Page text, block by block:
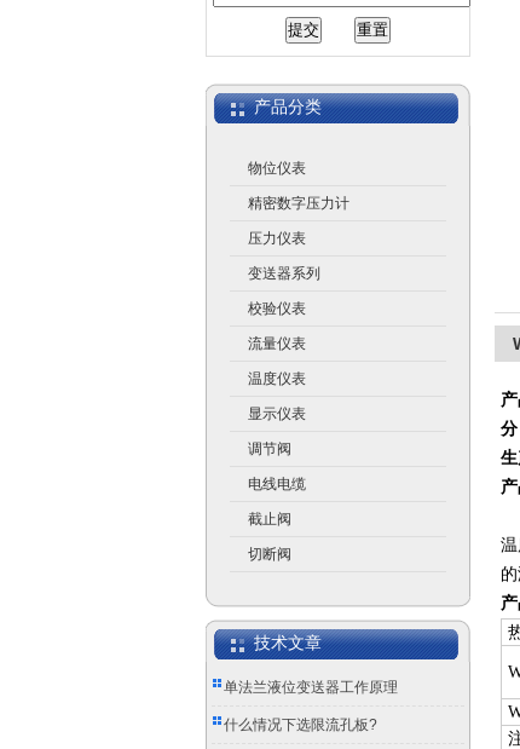
江苏润仪仪表有限公司
产品分类
物位仪表
精密数字压力计
压力仪表
变送器系列
校验仪表
流量仪表
温度仪表
显示仪表
调节阀
电线电缆
截止阀
切断阀
技术文章
单法兰液位变送器工作原理
什么情况下选限流孔板?